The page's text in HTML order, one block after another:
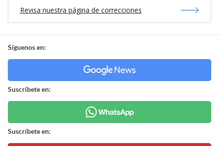
Revisa nuestra página de correcciones
Síguenos en:
Suscríbete en:
Suscríbete en: